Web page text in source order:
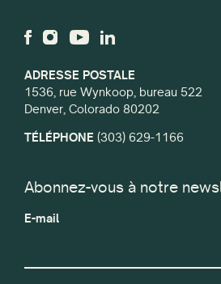
ADRESSE POSTALE
1536, rue Wynkoop, bureau 522
Denver, Colorado 80202
TÉLÉPHONE (303) 629-1166
Abonnez-vous à notre
E-mail